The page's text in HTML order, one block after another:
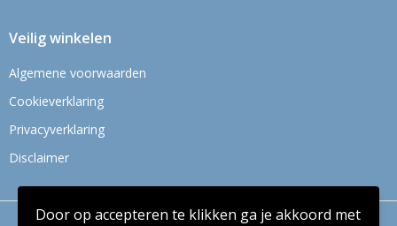
Veilig winkelen
Algemene voorwaarden
Cookieverklaring
Privacyverklaring
Disclaimer
Door op accepteren te klikken ga je akkoord met